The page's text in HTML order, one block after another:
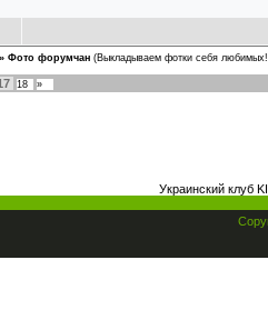
» Фото форумчан (Выкладываем фотки себя
18 »
Украинский клуб